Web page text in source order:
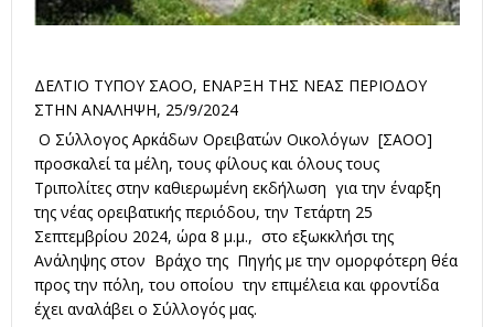
ΔΕΛΤΙΟ ΤΥΠΟΥ ΣΑΟΟ, ΕΝΑΡΞΗ ΤΗΣ ΝΕΑΣ ΠΕΡΙΟΔΟΥ
ΣΤΗΝ ΑΝΑΛΗΨΗ, 25/9/2024
Ο Σύλλογος Αρκάδων Ορειβατών Οικολόγων [ΣΑΟΟ]
προσκαλεί τα μέλη, τους φίλους και όλους τους
Τριπολίτες στην καθιερωμένη εκδήλωση για την έναρξη
της νέας ορειβατικής περιόδου, την Τετάρτη 25
Σεπτεμβρίου 2024, ώρα 8 μ.μ., στο εξωκκλήσι της
Ανάληψης στον Βράχο της Πηγής με την ομορφότερη θέα
προς την πόλη, του οποίου την επιμέλεια και φροντίδα
έχει αναλάβει ο Σύλλογός μας.